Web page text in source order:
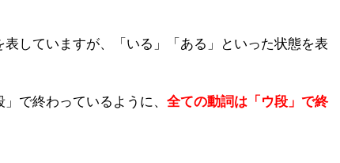
表していますが、「いる」「ある」といった状態を表
で終わっているように、 全ての動詞は「ウ段」で終